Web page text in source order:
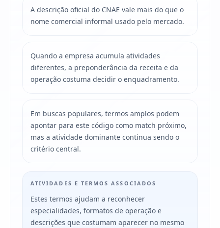
A descrição oficial do CNAE vale mais do que o
nome comercial informal usado pelo mercado.
Quando a empresa acumula atividades
diferentes, a preponderância da receita e da
operação costuma decidir o enquadramento.
Em buscas populares, termos amplos podem
apontar para este código como match próximo,
mas a atividade dominante continua sendo o
critério central.
ATIVIDADES E TERMOS ASSOCIADOS
Estes termos ajudam a reconhecer
especialidades, formatos de operação e
descrições que costumam aparecer no mesmo